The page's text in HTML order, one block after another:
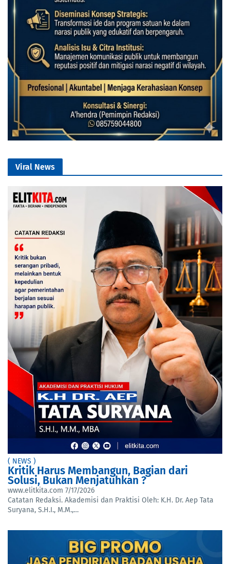
Viral News
( NEWS )
Kritik Harus Membangun, Bagian dari
Solusi, Bukan Menjatuhkan ?
www.elitkita.com 7/17/2026
Catatan Redaksi. Akademisi dan Praktisi Oleh: K.H. Dr. Aep Tata
Suryana, S.H.I., M.M.,…